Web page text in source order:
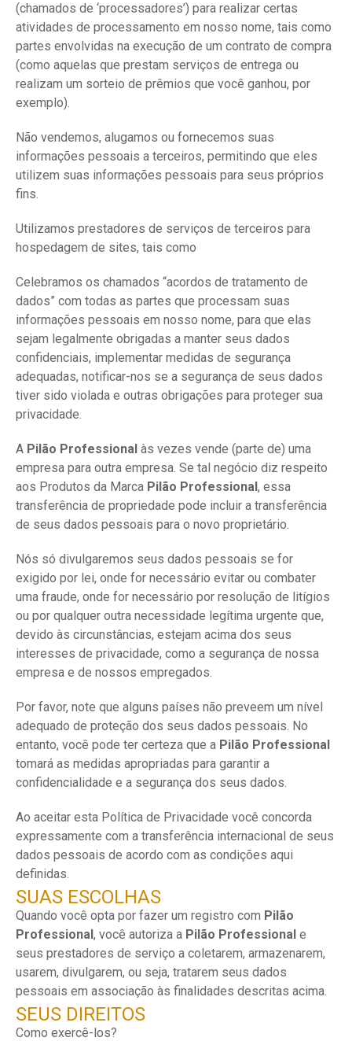
(chamados de ‘processadores’) para realizar certas
atividades de processamento em nosso nome, tais como
partes envolvidas na execução de um contrato de compra
(como aquelas que prestam serviços de entrega ou
realizam um sorteio de prêmios que você ganhou, por
exemplo).
Não vendemos, alugamos ou fornecemos suas
informações pessoais a terceiros, permitindo que eles
utilizem suas informações pessoais para seus próprios
fins.
Utilizamos prestadores de serviços de terceiros para
hospedagem de sites, tais como
Celebramos os chamados “acordos de tratamento de
dados” com todas as partes que processam suas
informações pessoais em nosso nome, para que elas
sejam legalmente obrigadas a manter seus dados
confidenciais, implementar medidas de segurança
adequadas, notificar-nos se a segurança de seus dados
tiver sido violada e outras obrigações para proteger sua
privacidade.
A Pilão Professional às vezes vende (parte de) uma
empresa para outra empresa. Se tal negócio diz respeito
aos Produtos da Marca Pilão Professional, essa
transferência de propriedade pode incluir a transferência
de seus dados pessoais para o novo proprietário.
Nós só divulgaremos seus dados pessoais se for
exigido por lei, onde for necessário evitar ou combater
uma fraude, onde for necessário por resolução de litígios
ou por qualquer outra necessidade legítima urgente que,
devido às circunstâncias, estejam acima dos seus
interesses de privacidade, como a segurança de nossa
empresa e de nossos empregados.
Por favor, note que alguns países não preveem um nível
adequado de proteção dos seus dados pessoais. No
entanto, você pode ter certeza que a Pilão Professional
tomará as medidas apropriadas para garantir a
confidencialidade e a segurança dos seus dados.
Ao aceitar esta Política de Privacidade você concorda
expressamente com a transferência internacional de seus
dados pessoais de acordo com as condições aqui
definidas.
SUAS ESCOLHAS
Quando você opta por fazer um registro com Pilão
Professional, você autoriza a Pilão Professional e
seus prestadores de serviço a coletarem, armazenarem,
usarem, divulgarem, ou seja, tratarem seus dados
pessoais em associação às finalidades descritas acima.
SEUS DIREITOS
Como exercê-los?